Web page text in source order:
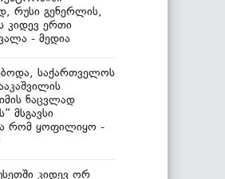
რუსი გენერლის,
კიდევ ერთი
- მედია
საქართველოს
ნაცვლად
მსგავსი
რომ ყოფილიყო -
კიდევ ორ